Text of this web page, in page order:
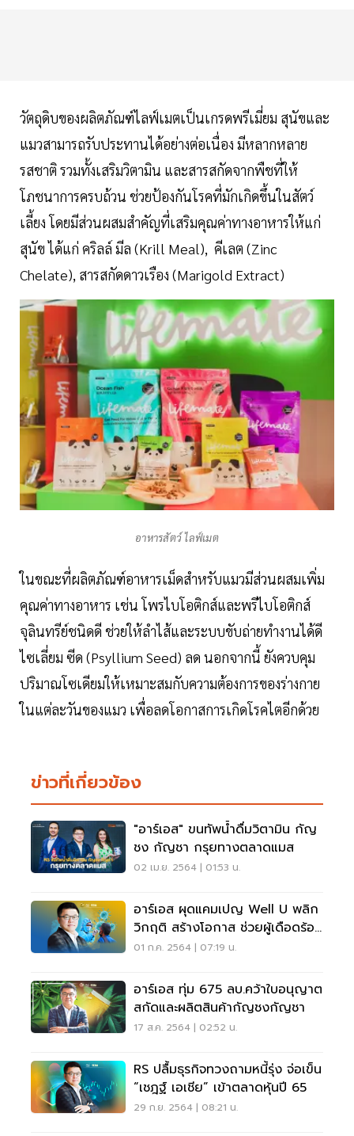
วัตถุดิบของผลิตภัณฑ์ไลฟ์เมตเป็นเกรดพรีเมี่ยม สุนัขและ
แมวสามารถรับประทานได้อย่างต่อเนื่อง มีหลากหลาย
รสชาติ รวมทั้งเสริมวิตามิน และสารสกัดจากพืชที่ให้
โภชนาการครบถ้วน ช่วยป้องกันโรคที่มักเกิดขึ้นในสัตว์
เลี้ยง โดยมีส่วนผสมสำคัญที่เสริมคุณค่าทางอาหารให้แก่
สุนัข ได้แก่ คริลล์ มีล (Krill Meal), คีเลต (Zinc
Chelate), สารสกัดดาวเรือง (Marigold Extract)
อาหารสัตว์ ไลฟ์เมต
ในขณะที่ผลิตภัณฑ์อาหารเม็ดสำหรับแมวมีส่วนผสมเพิ่ม
คุณค่าทางอาหาร เช่น โพรไบโอติกส์และพรีไบโอติกส์
จุลินทรีย์ชนิดดี ช่วยให้ลำไส้และระบบขับถ่ายทำงานได้ดี
ไซเลี่ยม ซีด (Psyllium Seed) ลด นอกจากนี้ ยังควบคุม
ปริมาณโซเดียมให้เหมาะสมกับความต้องการของร่างกาย
ในแต่ละวันของแมว เพื่อลดโอกาสการเกิดโรคไตอีกด้วย
ข่าวที่เกี่ยวข้อง
"อาร์เอส" ขนทัพน้ำดื่มวิตามิน กัญ
ชง กัญชา กรุยทางตลาดแมส
02 เม.ย. 2564 | 01:53 น.
อาร์เอส ผุดแคมเปญ Well U พลิก
วิกฤติ สร้างโอกาส ช่วยผู้เดือดร้อน
จากโควิด
01 ก.ค. 2564 | 07:19 น.
อาร์เอส ทุ่ม 675 ลบ.คว้าใบอนุญาต
สกัดและผลิตสินค้ากัญชงกัญชา
17 ส.ค. 2564 | 02:52 น.
RS ปลื้มธุรกิจทวงถามหนี้รุ่ง จ่อเข็น
“เชฎฐ์ เอเชีย” เข้าตลาดหุ้นปี 65
29 ก.ย. 2564 | 08:21 น.